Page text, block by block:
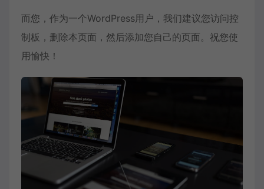
而您，作为一个WordPress用户，我们建议您访问控
制板 ，删除本页面，然后添加您自己的页面。祝您使
用愉快！